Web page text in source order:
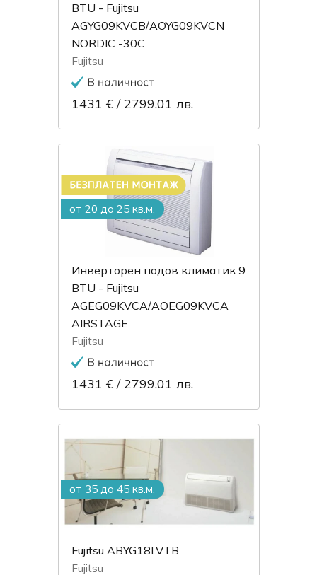
BTU - Fujitsu
AGYG09KVCB/AOYG09KVCN
NORDIC -30C
Fujitsu
1431 € /2799.01 лв.
от 20 до 25 кв.м.
Инверторен подов климатик 9
BTU - Fujitsu
AGEG09KVCA/AOEG09KVCA
AIRSTAGE
Fujitsu
1431 € /2799.01 лв.
от 35 до 45 кв.м.
Fujitsu ABYG18LVTB
Fujitsu